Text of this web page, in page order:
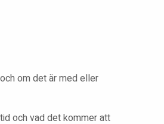
om det är med eller
och vad det kommer att